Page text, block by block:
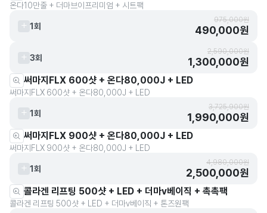
온다10만줄 + 더마브이프리미엄 + 시트팩
1회
975,000원
490,000원
3회
2,590,000원
1,300,000원
써마지FLX 600샷 + 온다80,000J + LED
써마지FLX 600샷 + 온다80,000J + LED
1회
3,725,900원
1,990,000원
써마지FLX 900샷 + 온다80,000J + LED
써마지FLX 900샷 + 온다80,000J + LED
1회
4,980,000원
2,500,000원
콜라겐 리프팅 500샷 + LED + 더마v베이직 + 촉촉팩
콜라겐 리프팅 500샷 + LED + 더마v베이직 + 톤즈원팩